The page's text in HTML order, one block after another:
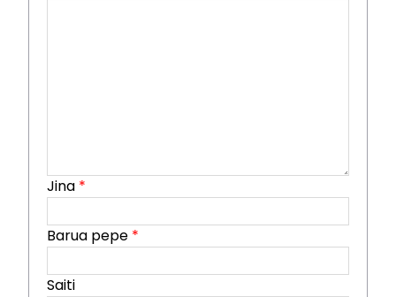
Jina *
Barua pepe *
Saiti